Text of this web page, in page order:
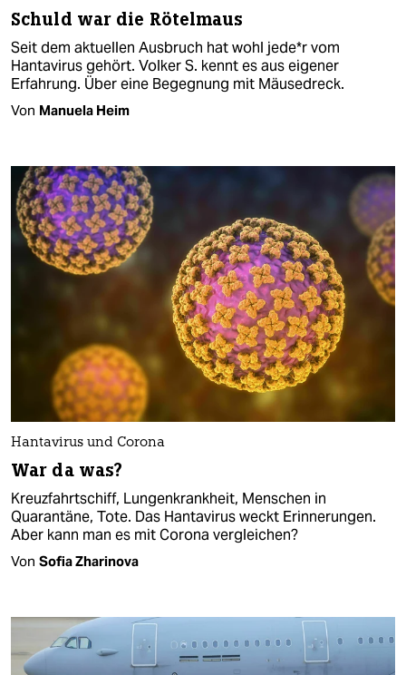
Schuld war die Rötelmaus
Seit dem aktuellen Ausbruch hat wohl je­de*r vom
Hantavirus gehört. Volker S. kennt es aus eigener
Erfahrung. Über eine Begegnung mit Mäusedreck.
Von Manuela Heim
Hantavirus und Corona
War da was?
Kreuzfahrtschiff, Lungenkrankheit, Menschen in
Quarantäne, Tote. Das Hantavirus weckt Erinnerungen.
Aber kann man es mit Corona vergleichen?
Von Sofia Zharinova